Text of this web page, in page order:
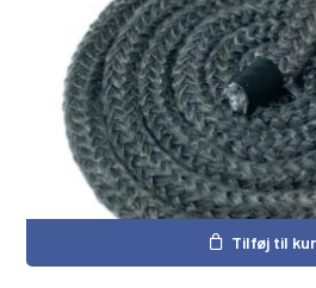
Tilføj til
Start/Stop funktion
✓Justering af styrke og
... og meget mere.
Gå til